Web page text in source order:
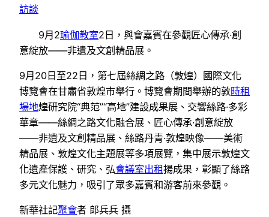
訪談
9月2瑜伽教室2日，與會嘉賓在參觀匠心傳承·創
意綻放——非遺及文創精品展。
9月20日至22日，第七屆絲綢之路（敦煌）國際文化
博覽會在甘肅省敦煌市舉行。博覽會期間舉辦的敦時租
場地煌研究院“典范”“高地”建設成果展、交響絲路·多彩
華章——絲綢之路文化融合展、匠心傳承·創意綻放
——非遺及文創精品展、絲路丹青·敦煌映像——美術
精品展、敦煌文化主題展等多項展覽，集中展示敦煌文
化遺產保護、研究、弘會議室出租揚成果，彰顯了絲路
多元文化魅力，吸引了眾多嘉賓和游客前來參觀。
新華社記聚會者 郎兵兵 攝